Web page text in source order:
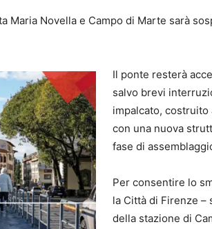
Novella e Campo di Marte sarà
Il ponte resterà
salvo brevi
impalcato, costruito
con una nuova
fase di
Per consentire lo
la Città di Firenze –
della stazione di